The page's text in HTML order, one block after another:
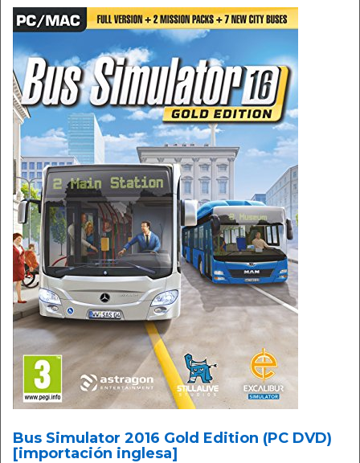
Bus Simulator 2016 Gold Edition (PC DVD)
[importación inglesa]